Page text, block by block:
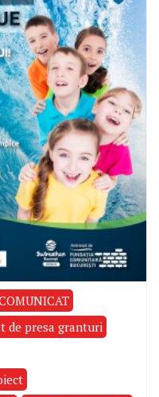
de presa granturi